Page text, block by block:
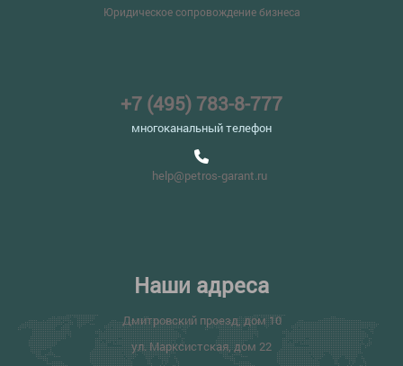
Юридическое сопровождение бизнеса
+7 (495) 783-8-777
многоканальный телефон
help@petros-garant.ru
Наши адреса
Дмитровский проезд, дом 10
ул. Марксистская, дом 22